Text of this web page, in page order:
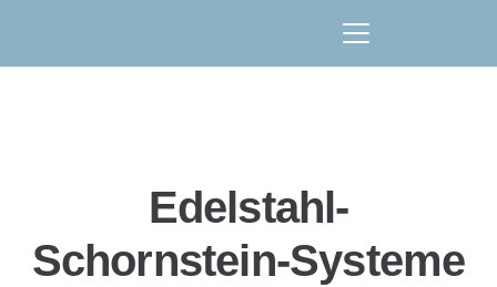
Edelstahl-
Schornstein-Systeme